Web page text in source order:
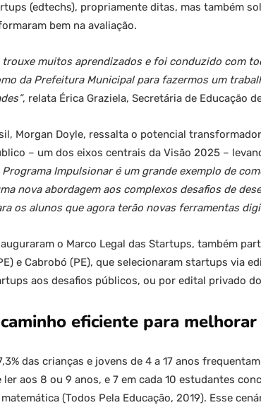
(edtechs), propriamente ditas, mas também
bem na avaliação.
trouxe muitos aprendizados e foi conduzido com
da Prefeitura Municipal para fazermos um
, relata Érica Graziela, Secretária de Educação
Morgan Doyle, ressalta o potencial
– um dos eixos centrais da Visão 2025 –
Programa Impulsionar é um grande exemplo de
nova abordagem aos complexos desafios de
os alunos que agora terão novas ferramentas
o Marco Legal das Startups, também
e Cabrobó (PE), que selecionaram startups via
aos desafios públicos, ou por edital privado
eficiente para
das crianças e jovens de 4 a 17 anos
aos 8 ou 9 anos, e 7 em cada 10 estudantes
(Todos Pela Educação, 2019). Esse